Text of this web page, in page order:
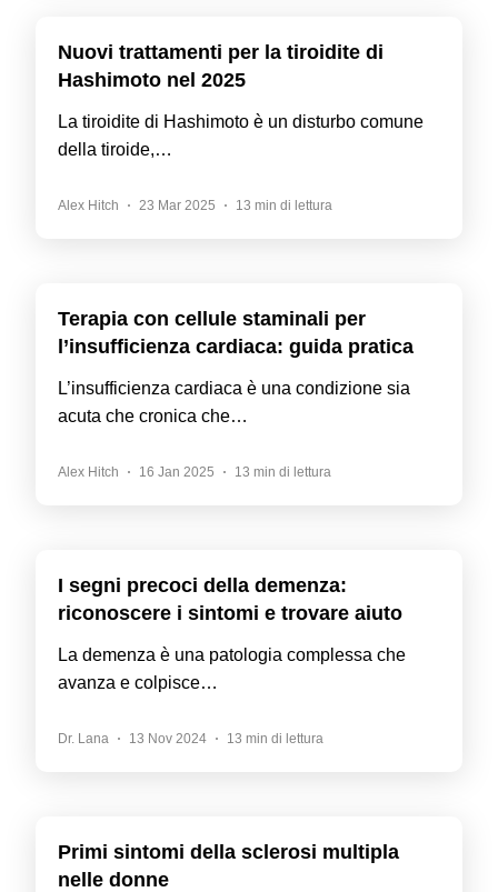
Nuovi trattamenti per la tiroidite di
Hashimoto nel 2025
La tiroidite di Hashimoto è un disturbo comune
della tiroide,…
Alex Hitch 23 Mar 2025 13 min di lettura
Terapia con cellule staminali per
l’insufficienza cardiaca: guida pratica
L’insufficienza cardiaca è una condizione sia
acuta che cronica che…
Alex Hitch 16 Jan 2025 13 min di lettura
I segni precoci della demenza:
riconoscere i sintomi e trovare aiuto
La demenza è una patologia complessa che
avanza e colpisce…
Dr. Lana 13 Nov 2024 13 min di lettura
Primi sintomi della sclerosi multipla
nelle donne